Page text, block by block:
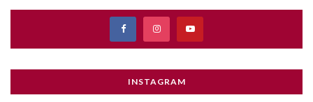
INSTAGRAM